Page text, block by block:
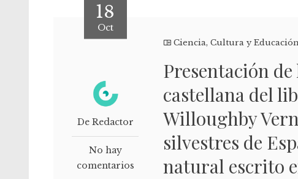
18
Oct
De Redactor
No hay
comentarios
Ciencia,Cultura y
Presentación
castellana del
Willoughby
silvestres de
natural escrito